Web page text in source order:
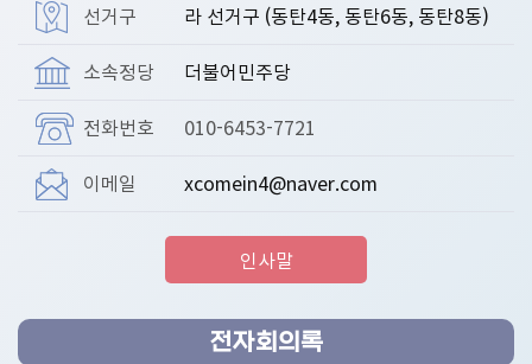
진
선거구
라 선거구 (동탄4동, 동탄6동, 동탄8동)
소속정당
더불어민주당
전화번호
010-6453-7721
이메일
xcomein4@naver.com
인사말
전자회의록